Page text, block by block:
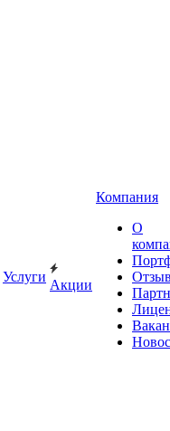
Услуги
Акции
Компания
О